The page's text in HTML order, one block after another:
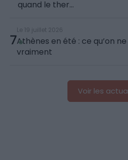
quand le ther...
7
Le 19 juillet 2026
Athènes en été : ce qu’on
vraiment
Voir les